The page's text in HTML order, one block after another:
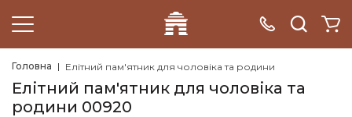
Головна Елітний пам'ятник для чоловіка та родини
Елітний пам'ятник для чоловіка та
родини 00920